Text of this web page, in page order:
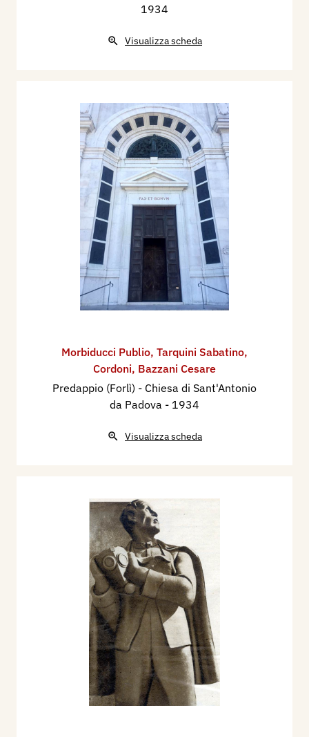
1934
Visualizza scheda
Morbiducci Publio, Tarquini Sabatino,
Cordoni, Bazzani Cesare
Predappio (Forlì) - Chiesa di Sant'Antonio
da Padova - 1934
Visualizza scheda